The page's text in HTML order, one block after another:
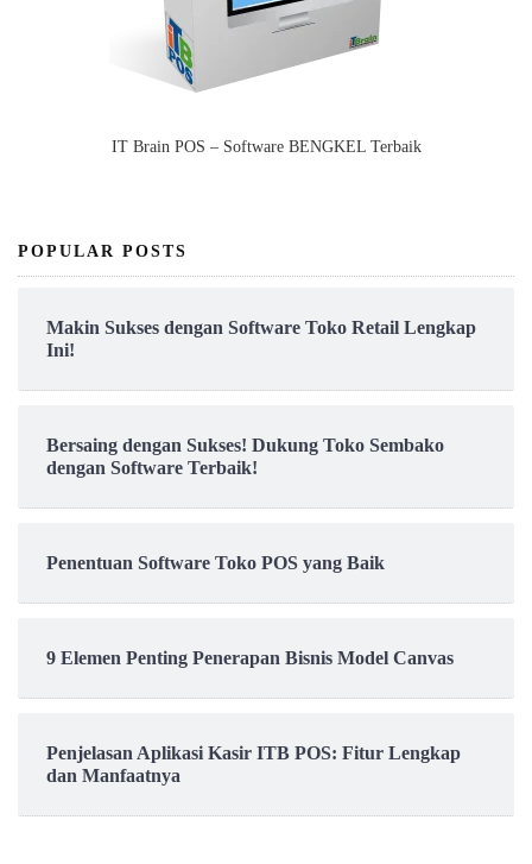
IT Brain POS – Software BENGKEL Terbaik
POPULAR POSTS
Makin Sukses dengan Software Toko Retail Lengkap
Ini!
Bersaing dengan Sukses! Dukung Toko Sembako
dengan Software Terbaik!
Penentuan Software Toko POS yang Baik
9 Elemen Penting Penerapan Bisnis Model Canvas
Penjelasan Aplikasi Kasir ITB POS: Fitur Lengkap
dan Manfaatnya